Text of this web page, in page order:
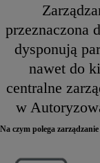
przeznaczona
dysponują
nawet do
centralne
w
Na czym polega